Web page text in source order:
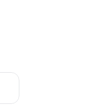
kontrol et Ağu 21 -